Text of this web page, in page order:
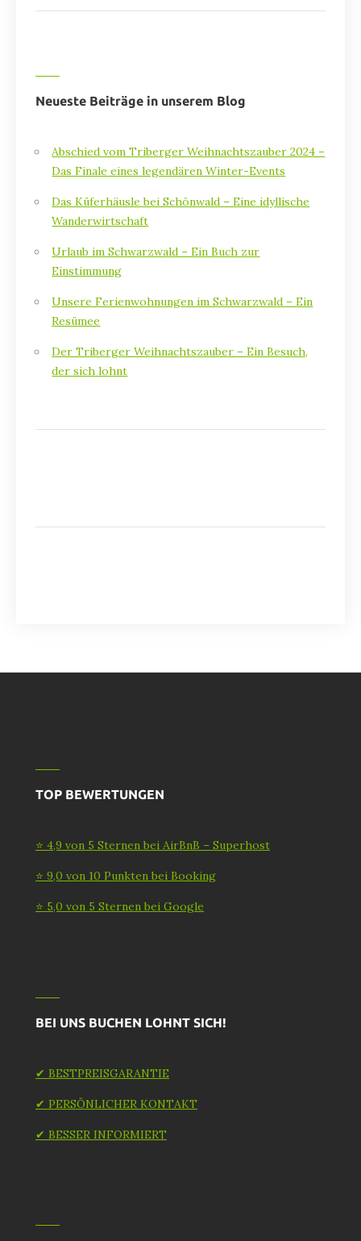
Neueste Beiträge in unserem Blog
Abschied vom Triberger Weihnachtszauber 2024 –
Das Finale eines legendären Winter-Events
Das Küferhäusle bei Schönwald – Eine idyllische
Wanderwirtschaft
Urlaub im Schwarzwald – Ein Buch zur
Einstimmung
Unsere Ferienwohnungen im Schwarzwald – Ein
Resümee
Der Triberger Weihnachtszauber – Ein Besuch,
der sich lohnt
TOP BEWERTUNGEN
⭐ 4,9 von 5 Sternen bei AirBnB – Superhost
⭐ 9,0 von 10 Punkten bei Booking
⭐ 5,0 von 5 Sternen bei Google
BEI UNS BUCHEN LOHNT SICH!
✔ BESTPREISGARANTIE
✔ PERSÖNLICHER KONTAKT
✔ BESSER INFORMIERT